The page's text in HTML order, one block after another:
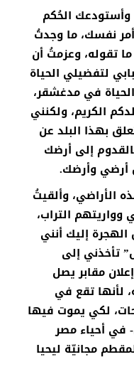
الحُكم
نفسك، ما وجدتُ
تقوله، وعزمتُ أن
لتفضيلي الحياة
في مدغشقر،
الكريم، ولكنني
بهذا البلد عن
إلى أرضك
أرضي وأرضك.
الأراضي، وألقيتُ
وواريتهم التراب،
إليك أنني
تأخذني إلى
مقابر يصل
لأنها تقع في
لكي يموت فيها
في أحياء مصر
مجانيّة ليحيا